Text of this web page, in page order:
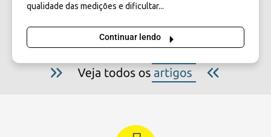
qualidade das medições e dificultar...
Continuar lendo